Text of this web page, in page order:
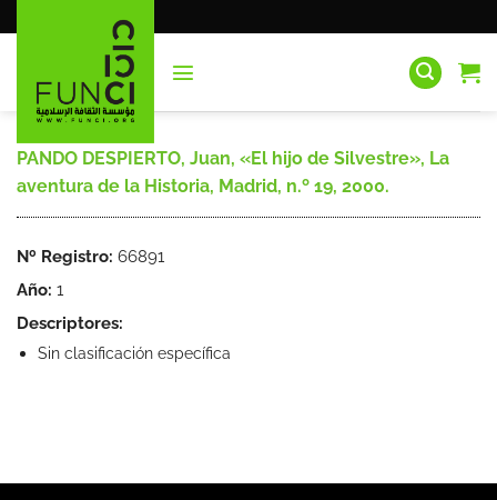
al
PANDO DESPIERTO, Juan, «El hijo de Silvestre», La
aventura de la Historia, Madrid, n.º 19, 2000.
Nº Registro: 66891
Año: 1
Descriptores:
Sin clasificación específica